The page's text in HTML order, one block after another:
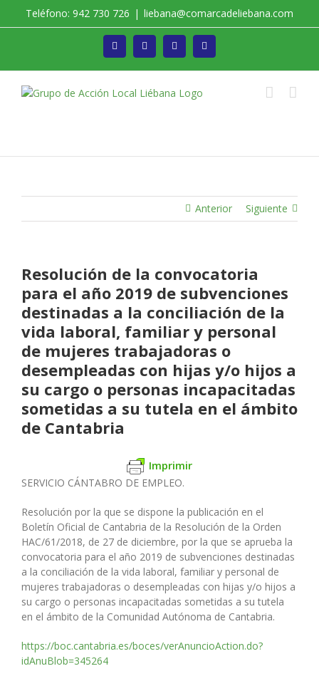
Teléfono: 942 730 726 | liebana@comarcadeliebana.com
Facebook Twitter Instagram
Anterior Siguiente
Resolución de la convocatoria
para el año 2019 de subvenciones
destinadas a la conciliación de la
vida laboral, familiar y personal
de mujeres trabajadoras o
desempleadas con hijas y/o hijos a
su cargo o personas incapacitadas
sometidas a su tutela en el ámbito
de Cantabria
Imprimir
SERVICIO CÁNTABRO DE EMPLEO.
Resolución por la que se dispone la publicación en el
Boletín Oficial de Cantabria de la Resolución de la Orden
HAC/61/2018, de 27 de diciembre, por la que se aprueba la
convocatoria para el año 2019 de subvenciones destinadas
a la conciliación de la vida laboral, familiar y personal de
mujeres trabajadoras o desempleadas con hijas y/o hijos a
su cargo o personas incapacitadas sometidas a su tutela
en el ámbito de la Comunidad Autónoma de Cantabria.
https://boc.cantabria.es/boces/verAnuncioAction.do?
idAnuBlob=345264